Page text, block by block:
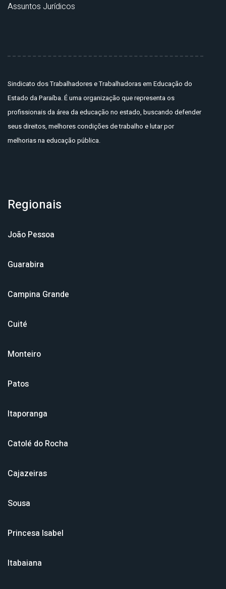
Assuntos Jurídicos
Sindicato dos Trabalhadores e Trabalhadoras em Educação do
Estado da Paraíba. É uma organização que representa os
profissionais da área da educação no estado, buscando defender
seus direitos, melhores condições de trabalho e lutar por
melhorias na educação pública.
Regionais
João Pessoa
Guarabira
Campina Grande
Cuité
Monteiro
Patos
Itaporanga
Catolé do Rocha
Cajazeiras
Sousa
Princesa Isabel
Itabaiana